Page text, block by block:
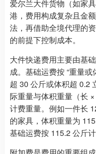
爱尔兰大件货物（如家
港，费用构成复杂且金
法，再借助全境代理的
的前提下控制成本。
大件快递费用主要由基
成。基础运费按 “重量
超 30 公斤或体积超 0.2
际重量与体积重量（长
计费重量。例如一件长
的家具，体积重量为
基础运费按 115.2 公斤计